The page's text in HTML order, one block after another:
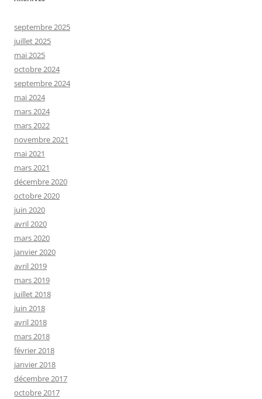
septembre 2025
juillet 2025
mai 2025
octobre 2024
septembre 2024
mai 2024
mars 2024
mars 2022
novembre 2021
mai 2021
mars 2021
décembre 2020
octobre 2020
juin 2020
avril 2020
mars 2020
janvier 2020
avril 2019
mars 2019
juillet 2018
juin 2018
avril 2018
mars 2018
février 2018
janvier 2018
décembre 2017
octobre 2017